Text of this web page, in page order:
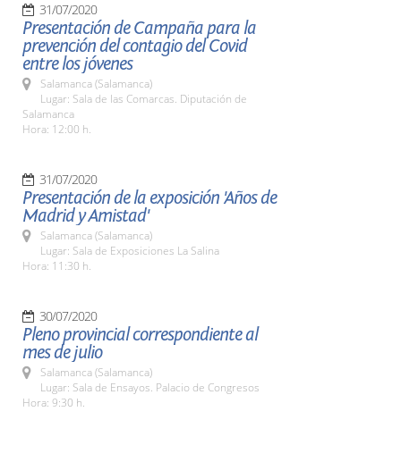
31/07/2020
Presentación de Campaña para la
prevención del contagio del Covid
entre los jóvenes
Salamanca (Salamanca)
Lugar: Sala de las Comarcas. Diputación de
Salamanca
Hora: 12:00 h.
31/07/2020
Presentación de la exposición 'Años de
Madrid y Amistad'
Salamanca (Salamanca)
Lugar: Sala de Exposiciones La Salina
Hora: 11:30 h.
30/07/2020
Pleno provincial correspondiente al
mes de julio
Salamanca (Salamanca)
Lugar: Sala de Ensayos. Palacio de Congresos
Hora: 9:30 h.